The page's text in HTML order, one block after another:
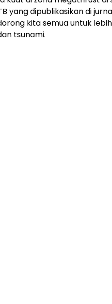
yang dipublikasikan di
kita semua untuk
tsunami.